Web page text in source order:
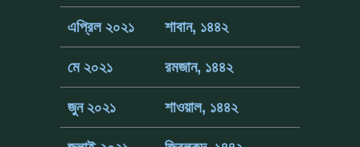
এপ্রিল ২০২১ শাবান, ১৪৪২
মে ২০২১ রমজান, ১৪৪২
জুন ২০২১ শাওয়াল, ১৪৪২